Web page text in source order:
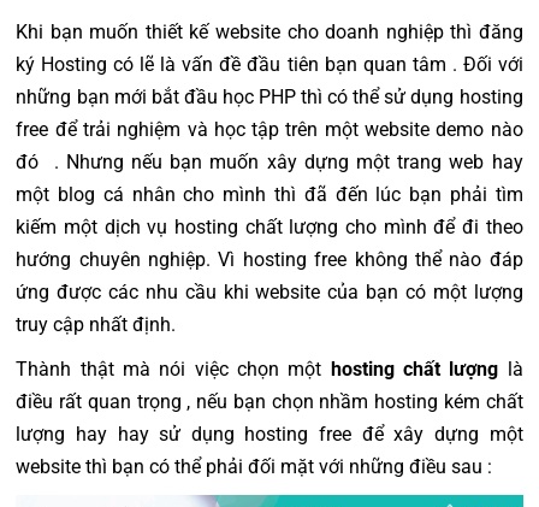
Khi bạn muốn thiết kế website cho doanh nghiệp thì đăng
ký Hosting có lẽ là vấn đề đầu tiên bạn quan tâm . Đối với
những bạn mới bắt đầu học PHP thì có thể sử dụng hosting
free để trải nghiệm và học tập trên một website demo nào
đó . Nhưng nếu bạn muốn xây dựng một trang web hay
một blog cá nhân cho mình thì đã đến lúc bạn phải tìm
kiếm một dịch vụ hosting chất lượng cho mình để đi theo
hướng chuyên nghiệp. Vì hosting free không thể nào đáp
ứng được các nhu cầu khi website của bạn có một lượng
truy cập nhất định.
Thành thật mà nói việc chọn một hosting chất lượng là
điều rất quan trọng , nếu bạn chọn nhầm hosting kém chất
lượng hay hay sử dụng hosting free để xây dựng một
website thì bạn có thể phải đối mặt với những điều sau :